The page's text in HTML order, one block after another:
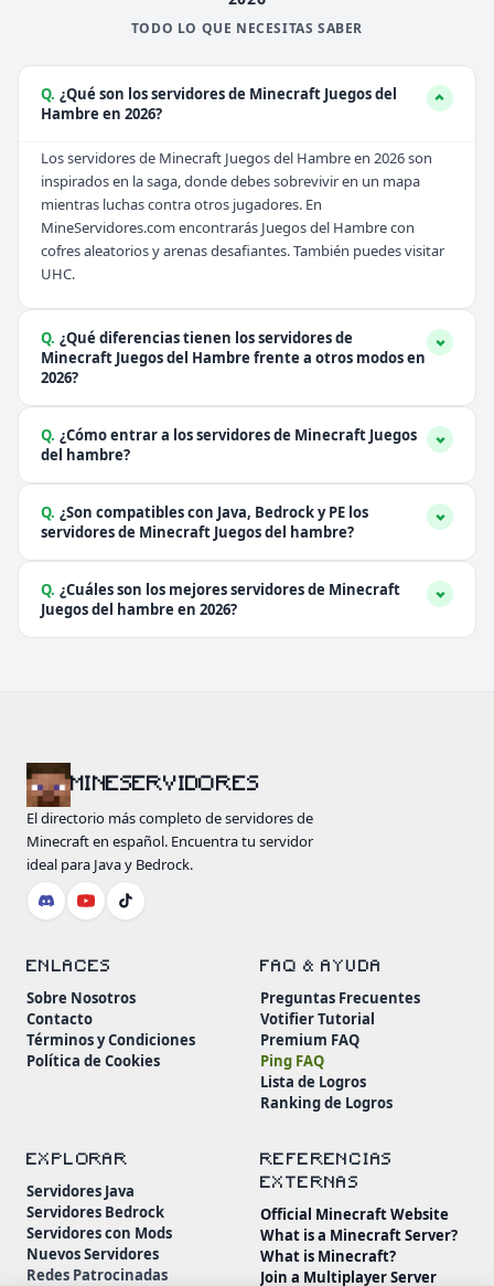
TODO LO QUE NECESITAS SABER
Q. ¿Qué son los servidores de Minecraft Juegos del
Hambre en 2026?
Los servidores de Minecraft Juegos del Hambre en 2026 son
inspirados en la saga, donde debes sobrevivir en un mapa
mientras luchas contra otros jugadores. En
MineServidores.com encontrarás Juegos del Hambre con
cofres aleatorios y arenas desafiantes. También puedes visitar
UHC.
Q. ¿Qué diferencias tienen los servidores de
Minecraft Juegos del Hambre frente a otros modos en
2026?
Q. ¿Cómo entrar a los servidores de Minecraft Juegos
del hambre?
Q. ¿Son compatibles con Java, Bedrock y PE los
servidores de Minecraft Juegos del hambre?
Q. ¿Cuáles son los mejores servidores de Minecraft
Juegos del hambre en 2026?
MINESERVIDORES
El directorio más completo de servidores de
Minecraft en español. Encuentra tu servidor
ideal para Java y Bedrock.
ENLACES
Sobre Nosotros
Contacto
Términos y Condiciones
Política de Cookies
FAQ & AYUDA
Preguntas Frecuentes
Votifier Tutorial
Premium FAQ
Ping FAQ
Lista de Logros
Ranking de Logros
EXPLORAR
Servidores Java
Servidores Bedrock
Servidores con Mods
Nuevos Servidores
Redes Patrocinadas
REFERENCIAS
EXTERNAS
Official Minecraft Website
What is a Minecraft Server?
What is Minecraft?
Join a Multiplayer Server